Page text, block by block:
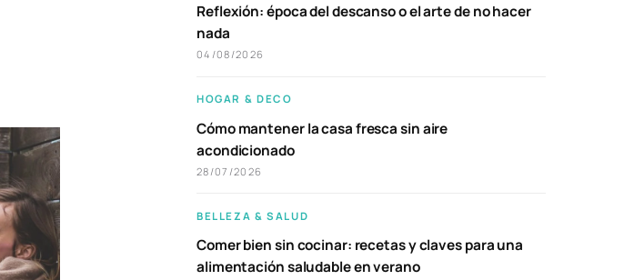
Reflexión: época del descanso o el arte de no hacer
nada
04/08/2026
HOGAR & DECO
Cómo mantener la casa fresca sin aire
acondicionado
28/07/2026
BELLEZA & SALUD
Comer bien sin cocinar: recetas y claves para una
alimentación saludable en verano